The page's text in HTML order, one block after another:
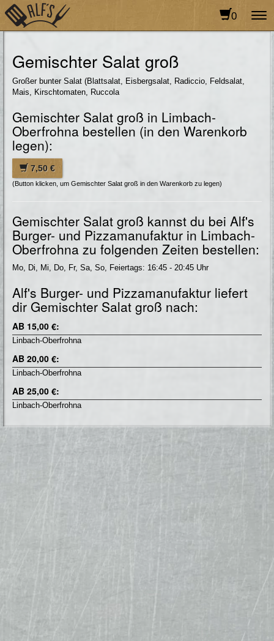
0
Gemischter Salat groß
Großer bunter Salat (Blattsalat, Eisbergsalat, Radiccio, Feldsalat,
Mais, Kirschtomaten, Ruccola
Gemischter Salat groß in Limbach-
Oberfrohna bestellen (in den Warenkorb
legen):
7,50 €
(Button klicken, um Gemischter Salat groß in den Warenkorb zu legen)
Gemischter Salat groß kannst du bei Alf's
Burger- und Pizzamanufaktur in Limbach-
Oberfrohna zu folgenden Zeiten bestellen:
Mo, Di, Mi, Do, Fr, Sa, So, Feiertags: 16:45 - 20:45 Uhr
Alf's Burger- und Pizzamanufaktur liefert
dir Gemischter Salat groß nach:
AB 15,00 €:
Linbach-Oberfrohna
AB 20,00 €:
Linbach-Oberfrohna
AB 25,00 €:
Linbach-Oberfrohna